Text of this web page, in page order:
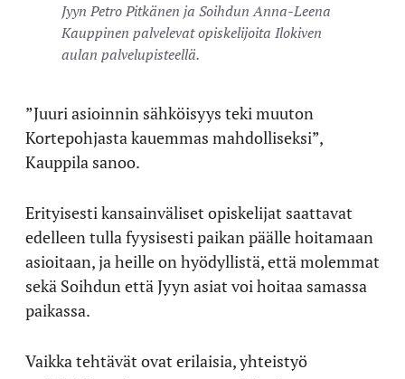
Jyyn Petro Pitkänen ja Soihdun Anna-Leena
Kauppinen palvelevat opiskelijoita Ilokiven
aulan palvelupisteellä.
”Juuri asioinnin sähköisyys teki muuton
Kortepohjasta kauemmas mahdolliseksi”,
Kauppila sanoo.
Erityisesti kansainväliset opiskelijat saattavat
edelleen tulla fyysisesti paikan päälle hoitamaan
asioitaan, ja heille on hyödyllistä, että molemmat
sekä Soihdun että Jyyn asiat voi hoitaa samassa
paikassa.
Vaikka tehtävät ovat erilaisia, yhteistyö